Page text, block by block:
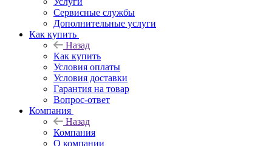
Сервисные службы
Дополнительные услуги
Как купить
Назад
Как купить
Условия оплаты
Условия доставки
Гарантия на товар
Вопрос-ответ
Компания
Назад
Компания
О компании